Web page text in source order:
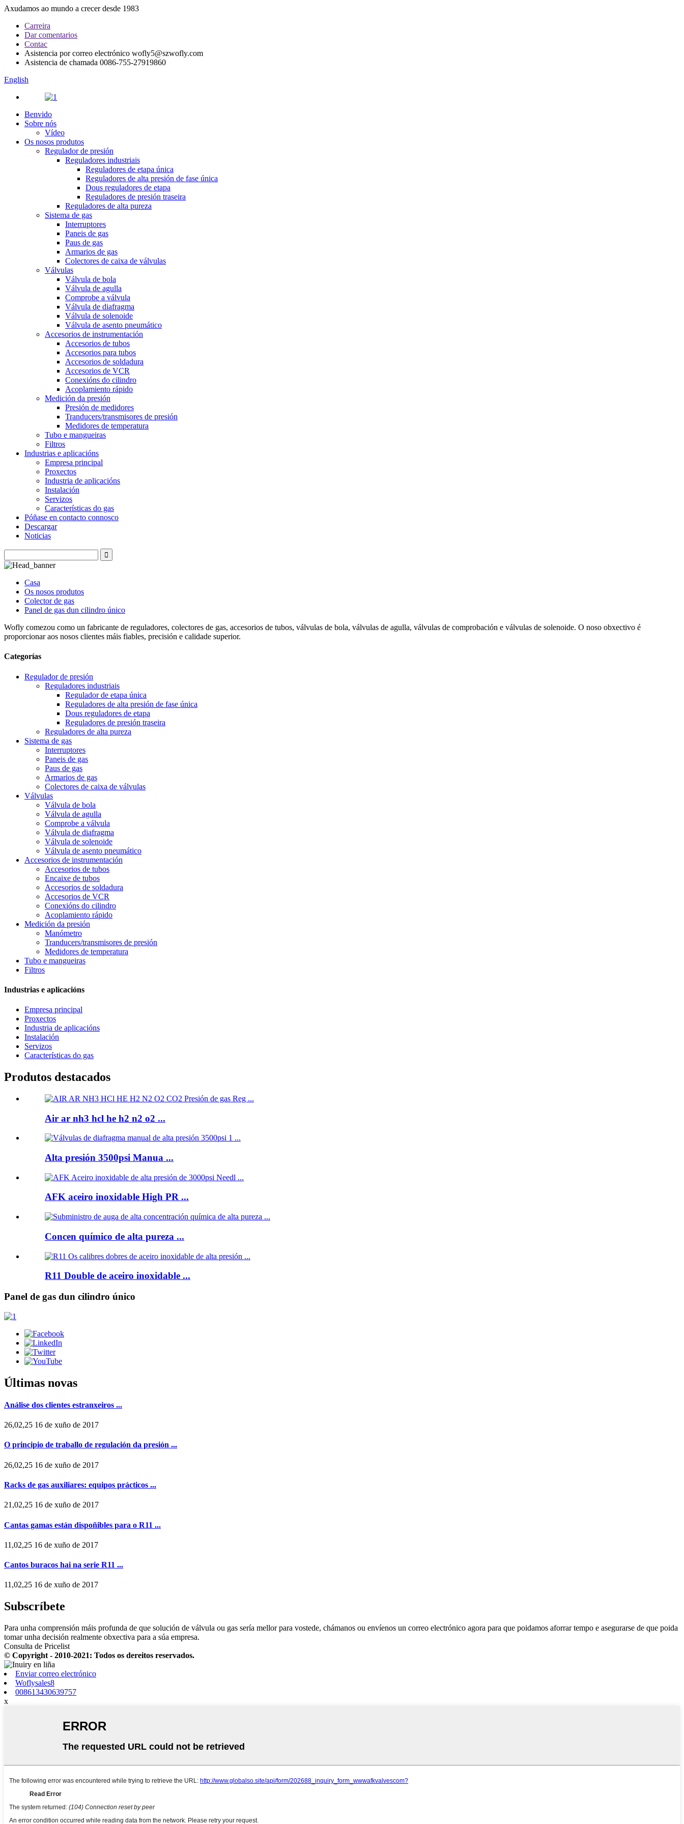
Axudamos ao mundo a crecer desde 1983
Carreira
Dar comentarios
Contac
Asistencia por correo electrónico wofly5@szwofly.com
Asistencia de chamada 0086-755-27919860
English
Benvido
Sobre nós
Vídeo
Os nosos produtos
Regulador de presión
Reguladores industriais
Reguladores de etapa única
Reguladores de alta presión de fase única
Dous reguladores de etapa
Reguladores de presión traseira
Reguladores de alta pureza
Sistema de gas
Interruptores
Paneis de gas
Paus de gas
Armarios de gas
Colectores de caixa de válvulas
Válvulas
Válvula de bola
Válvula de agulla
Comprobe a válvula
Válvula de diafragma
Válvula de solenoide
Válvula de asento pneumático
Accesorios de instrumentación
Accesorios de tubos
Accesorios para tubos
Accesorios de soldadura
Accesorios de VCR
Conexións do cilindro
Acoplamiento rápido
Medición da presión
Presión de medidores
Tranducers/transmisores de presión
Medidores de temperatura
Tubo e mangueiras
Filtros
Industrias e aplicacións
Empresa principal
Proxectos
Industria de aplicacións
Instalación
Servizos
Características do gas
Póñase en contacto connosco
Descargar
Noticias
Casa
Os nosos produtos
Colector de gas
Panel de gas dun cilindro único
Wofly comezou como un fabricante de reguladores, colectores de gas, accesorios de tubos, válvulas de bola, válvulas de agulla, válvulas de comprobación e válvulas de solenoide. O noso obxectivo é
proporcionar aos nosos clientes máis fiables, precisión e calidade superior.
Categorías
Regulador de presión
Reguladores industriais
Regulador de etapa única
Reguladores de alta presión de fase única
Dous reguladores de etapa
Reguladores de presión traseira
Reguladores de alta pureza
Sistema de gas
Interruptores
Paneis de gas
Paus de gas
Armarios de gas
Colectores de caixa de válvulas
Válvulas
Válvula de bola
Válvula de agulla
Comprobe a válvula
Válvula de diafragma
Válvula de solenoide
Válvula de asento pneumático
Accesorios de instrumentación
Accesorios de tubos
Encaixe de tubos
Accesorios de soldadura
Accesorios de VCR
Conexións do cilindro
Acoplamiento rápido
Medición da presión
Manómetro
Tranducers/transmisores de presión
Medidores de temperatura
Tubo e mangueiras
Filtros
Industrias e aplicacións
Empresa principal
Proxectos
Industria de aplicacións
Instalación
Servizos
Características do gas
Produtos destacados
Air ar nh3 hcl he h2 n2 o2 ...
Alta presión 3500psi Manua ...
AFK aceiro inoxidable High PR ...
Concen químico de alta pureza ...
R11 Double de aceiro inoxidable ...
Panel de gas dun cilindro único
Últimas novas
Análise dos clientes estranxeiros ...
26,02,25 16 de xuño de 2017
O principio de traballo de regulación da presión ...
26,02,25 16 de xuño de 2017
Racks de gas auxiliares: equipos prácticos ...
21,02,25 16 de xuño de 2017
Cantas gamas están dispoñibles para o R11 ...
11,02,25 16 de xuño de 2017
Cantos buracos hai na serie R11 ...
11,02,25 16 de xuño de 2017
Subscríbete
Para unha comprensión máis profunda de que solución de válvula ou gas sería mellor para vostede, chámanos ou envíenos un correo electrónico agora para que poidamos aforrar tempo e asegurarse de que poida
tomar unha decisión realmente obxectiva para a súa empresa.
Consulta de Pricelist
© Copyright - 2010-2021: Todos os dereitos reservados.
Enviar correo electrónico
Woflysales8
008613430639757
x